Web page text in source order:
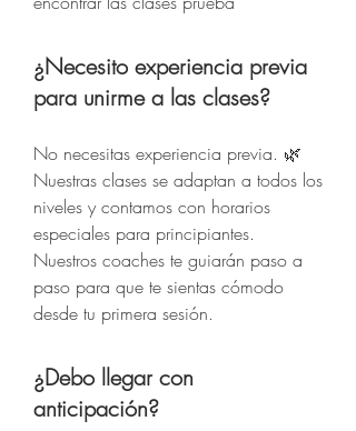
¿Necesito experiencia previa
para unirme a las clases?
No necesitas experiencia previa. 🌿
Nuestras clases se adaptan a todos los
niveles y contamos con horarios
especiales para principiantes.
Nuestros coaches te guiarán paso a
paso para que te sientas cómodo
desde tu primera sesión.
¿Debo llegar con
anticipación?